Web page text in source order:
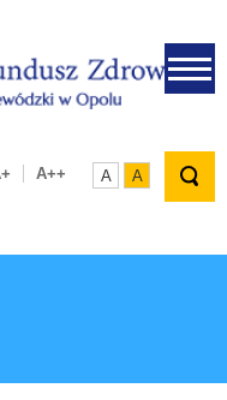
A++ A A